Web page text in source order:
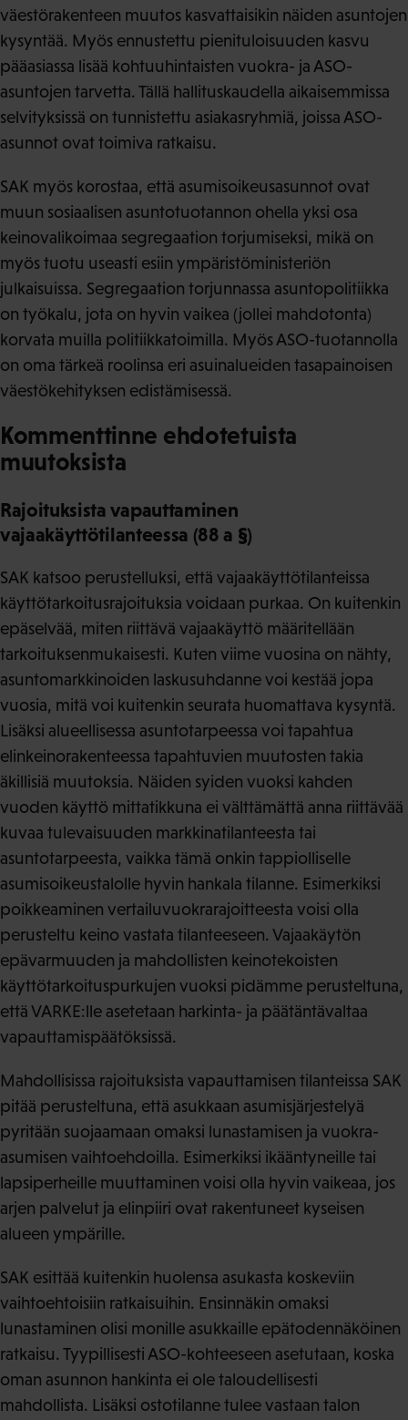
väestörakenteen muutos kasvattaisikin näiden asuntojen
kysyntää. Myös ennustettu pienituloisuuden kasvu
pääasiassa lisää kohtuuhintaisten vuokra- ja ASO-
asuntojen tarvetta. Tällä hallituskaudella aikaisemmissa
selvityksissä on tunnistettu asiakasryhmiä, joissa ASO-
asunnot ovat toimiva ratkaisu.
SAK myös korostaa, että asumisoikeusasunnot ovat
muun sosiaalisen asuntotuotannon ohella yksi osa
keinovalikoimaa segregaation torjumiseksi, mikä on
myös tuotu useasti esiin ympäristöministeriön
julkaisuissa. Segregaation torjunnassa asuntopolitiikka
on työkalu, jota on hyvin vaikea (jollei mahdotonta)
korvata muilla politiikkatoimilla. Myös ASO-tuotannolla
on oma tärkeä roolinsa eri asuinalueiden tasapainoisen
väestökehityksen edistämisessä.
Kommenttinne ehdotetuista
muutoksista
Rajoituksista vapauttaminen
vajaakäyttötilanteessa (88 a §)
SAK katsoo perustelluksi, että vajaakäyttötilanteissa
käyttötarkoitusrajoituksia voidaan purkaa. On kuitenkin
epäselvää, miten riittävä vajaakäyttö määritellään
tarkoituksenmukaisesti. Kuten viime vuosina on nähty,
asuntomarkkinoiden laskusuhdanne voi kestää jopa
vuosia, mitä voi kuitenkin seurata huomattava kysyntä.
Lisäksi alueellisessa asuntotarpeessa voi tapahtua
elinkeinorakenteessa tapahtuvien muutosten takia
äkillisiä muutoksia. Näiden syiden vuoksi kahden
vuoden käyttö mittatikkuna ei välttämättä anna riittävää
kuvaa tulevaisuuden markkinatilanteesta tai
asuntotarpeesta, vaikka tämä onkin tappiolliselle
asumisoikeustalolle hyvin hankala tilanne. Esimerkiksi
poikkeaminen vertailuvuokrarajoitteesta voisi olla
perusteltu keino vastata tilanteeseen. Vajaakäytön
epävarmuuden ja mahdollisten keinotekoisten
käyttötarkoituspurkujen vuoksi pidämme perusteltuna,
että VARKE:lle asetetaan harkinta- ja päätäntävaltaa
vapauttamispäätöksissä.
Mahdollisissa rajoituksista vapauttamisen tilanteissa SAK
pitää perusteltuna, että asukkaan asumisjärjestelyä
pyritään suojaamaan omaksi lunastamisen ja vuokra-
asumisen vaihtoehdoilla. Esimerkiksi ikääntyneille tai
lapsiperheille muuttaminen voisi olla hyvin vaikeaa, jos
arjen palvelut ja elinpiiri ovat rakentuneet kyseisen
alueen ympärille.
SAK esittää kuitenkin huolensa asukasta koskeviin
vaihtoehtoisiin ratkaisuihin. Ensinnäkin omaksi
lunastaminen olisi monille asukkaille epätodennäköinen
ratkaisu. Tyypillisesti ASO-kohteeseen asetutaan, koska
oman asunnon hankinta ei ole taloudellisesti
mahdollista. Lisäksi ostotilanne tulee vastaan talon